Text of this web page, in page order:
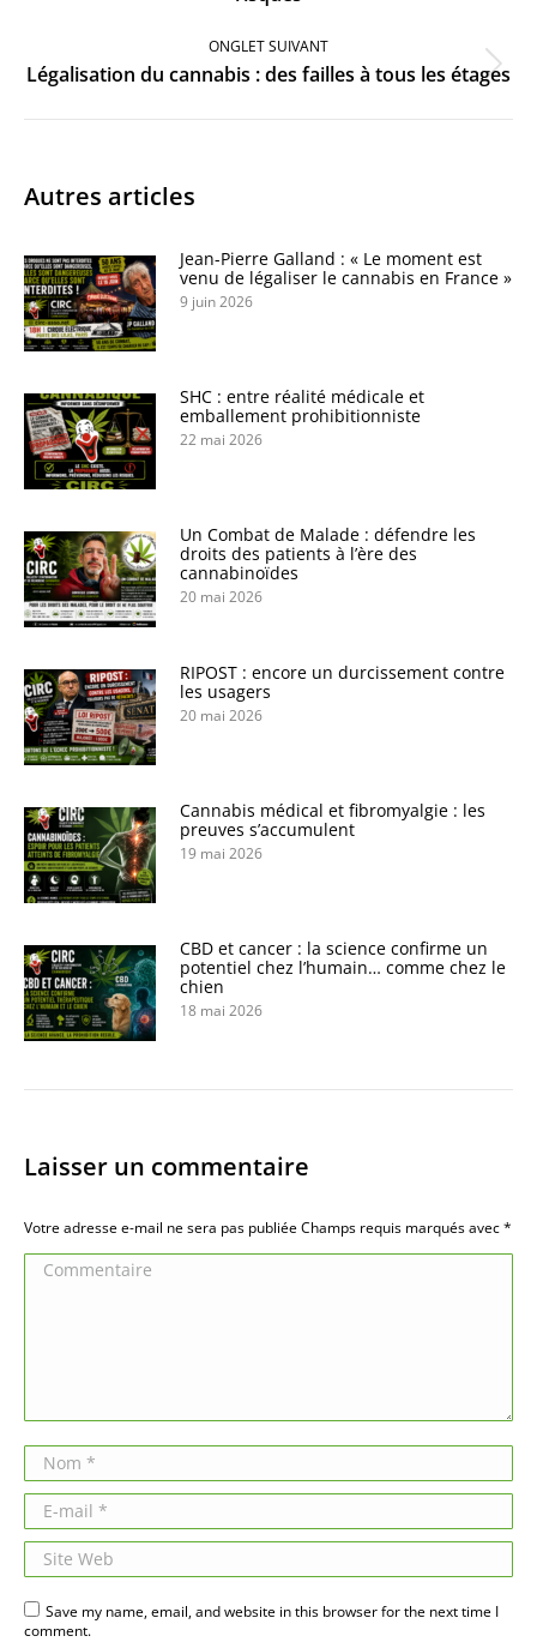
ONGLET SUIVANT
Onglet
Légalisation du cannabis : des failles à tous les étages
Autres articles
Jean-Pierre Galland : « Le moment est
venu de légaliser le cannabis en France »
9 juin 2026
SHC : entre réalité médicale et
emballement prohibitionniste
22 mai 2026
Un Combat de Malade : défendre les
droits des patients à l’ère des
cannabinoïdes
20 mai 2026
RIPOST : encore un durcissement contre
les usagers
20 mai 2026
Cannabis médical et fibromyalgie : les
preuves s’accumulent
19 mai 2026
CBD et cancer : la science confirme un
potentiel chez l’humain… comme chez le
chien
18 mai 2026
Laisser un commentaire
Votre adresse e-mail ne sera pas publiée Champs requis marqués avec*
Commentaire
Nom *
E-mail *
Site Web
Save my name, email, and website in this browser for the next time I
comment.